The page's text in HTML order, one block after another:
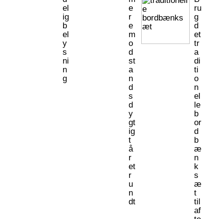
el
ig
b
el
y
s
ni
n
g
e
r
e
m
o
d
st
a
n
d
s
d
y
gt
ig
t
å
r
et
r
u
n
dt
ru
g
d
et
tr
a
di
ti
o
n
el
le
b
or
d
b
æ
n
k
s
æ
t
til
af